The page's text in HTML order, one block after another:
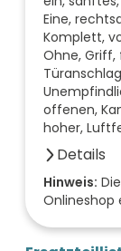
Eine,
Komplett,
Ohne, Griff,
offenen,
hoher,
Details
Anzahl der
Hinweis:
Onlineshop